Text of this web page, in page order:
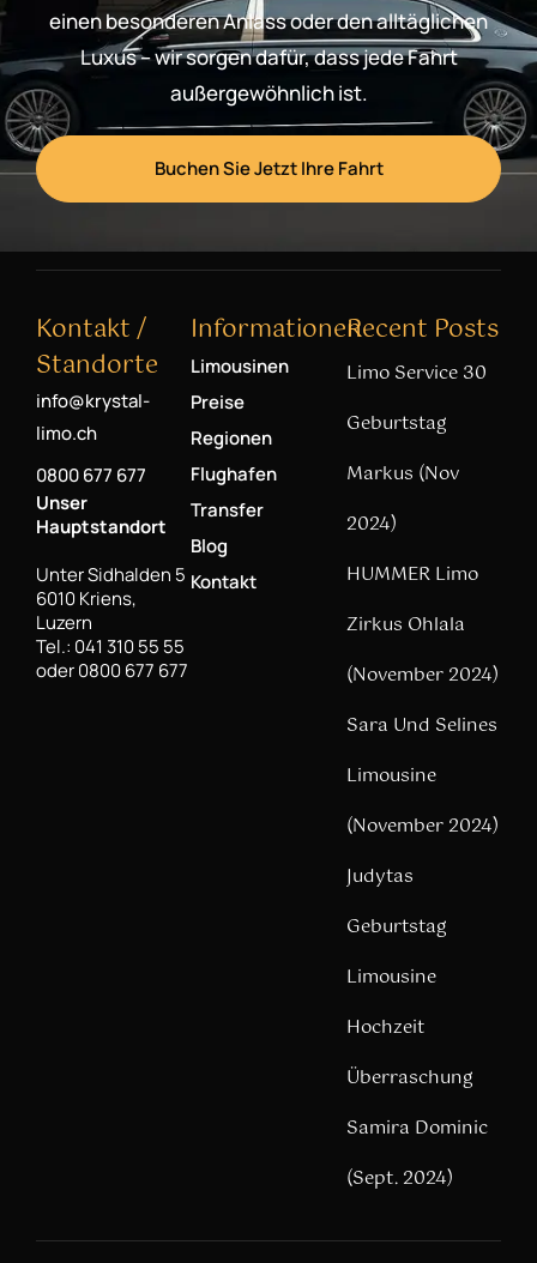
einen besonderen Anlass oder den alltäglichen
Luxus – wir sorgen dafür, dass jede Fahrt
außergewöhnlich ist.
Buchen Sie Jetzt Ihre Fahrt
Kontakt /
Standorte
info@krystal-
limo.ch
0800 677 677
Unser
Hauptstandort
Unter Sidhalden 5
6010 Kriens,
Luzern
Tel.: 041 310 55 55
oder 0800 677 677
Informationen
Limousinen
Preise
Regionen
Flughafen
Transfer
Blog
Kontakt
Recent Posts
Limo Service 30
Geburtstag
Markus (Nov
2024)
HUMMER Limo
Zirkus Ohlala
(November 2024)
Sara Und Selines
Limousine
(November 2024)
Judytas
Geburtstag
Limousine
Hochzeit
Überraschung
Samira Dominic
(Sept. 2024)